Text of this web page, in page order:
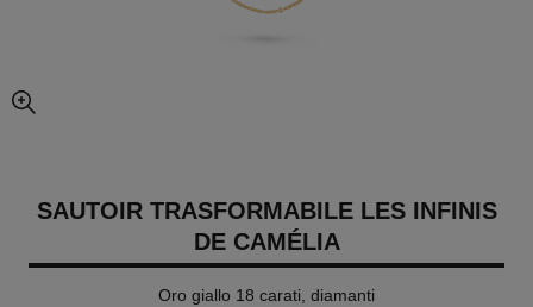
ingrandimento dell’immagine
SAUTOIR TRASFORMABILE LES INFINIS
DE CAMÉLIA
Oro giallo 18 carati, diamanti